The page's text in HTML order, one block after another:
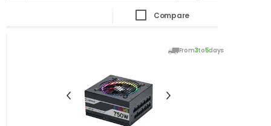
Compare
From3to5days